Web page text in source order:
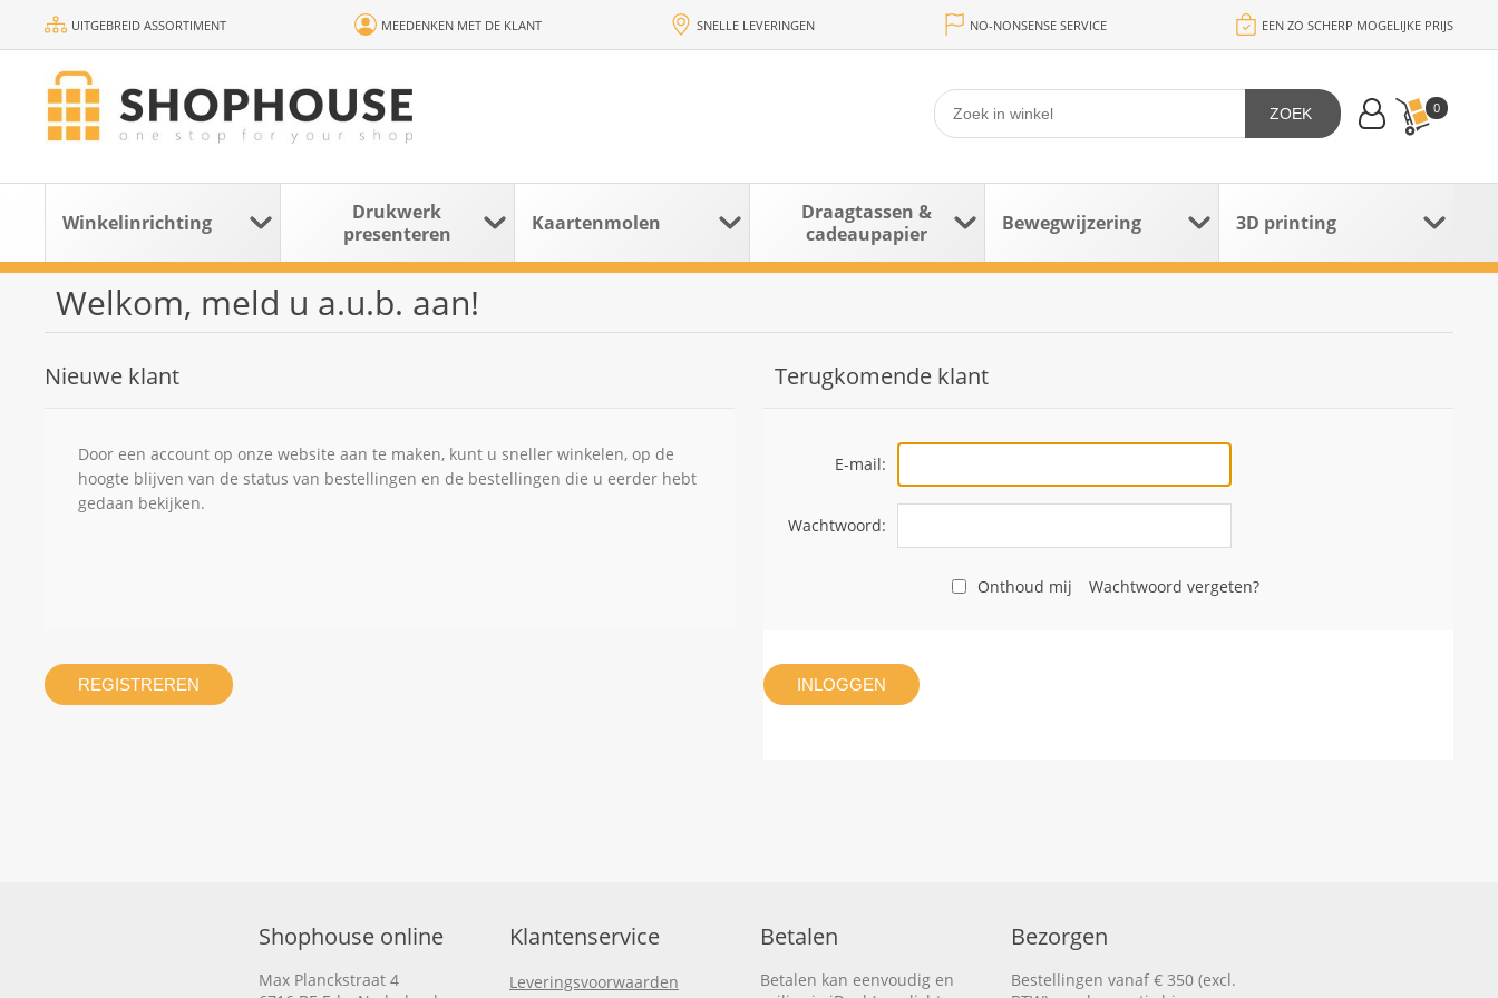
UITGEBREID ASSORTIMENT MEEDENKEN MET DE KLANT SNELLE LEVERINGEN NO-NONSENSE SERVICE EEN ZO SCHERP MOGELIJKE PRIJS
0
ZOEK
Winkelinrichting
Drukwerk
presenteren
Kaartenmolen
Draagtassen &
cadeaupapier
Bewegwijzering 3D printing
Welkom, meld u a.u.b. aan!
Nieuwe klant
Door een account op onze website aan te maken, kunt u sneller winkelen, op de
hoogte blijven van de status van bestellingen en de bestellingen die u eerder hebt
gedaan bekijken.
REGISTREREN
Terugkomende klant
E-mail:
Wachtwoord:
Onthoud mij Wachtwoord vergeten?
INLOGGEN
Shophouse online
Max Planckstraat 4
Klantenservice
Leveringsvoorwaarden
Betalen
Betalen kan eenvoudig en
Bezorgen
Bestellingen vanaf € 350 (excl.